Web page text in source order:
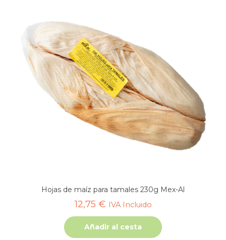
Hojas de maíz para tamales 230g Mex-Al
12,75 € IVA Incluido
Añadir al cesta